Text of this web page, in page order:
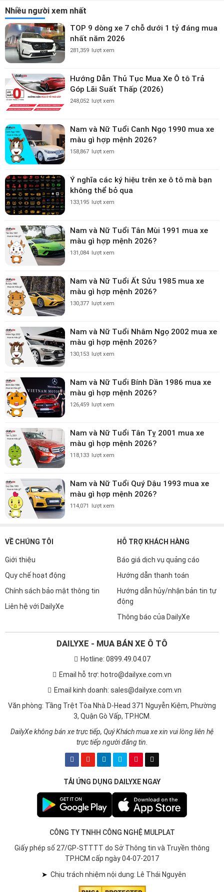
Nhiều người xem nhất
TOP 9 dòng xe 7 chỗ dưới 1 tỷ đáng mua
nhất năm 2026
281,359 lượt xem
Hướng Dẫn Thủ Tục Mua Xe Ô tô Trả
Góp Lãi Suất Thấp (2026)
248,052 lượt xem
Nam và Nữ Tuổi Canh Ngọ 1990 mua xe
màu gì hợp mệnh 2026?
158,867 lượt xem
Ý nghĩa các ký hiệu trên xe ô tô mà bạn
không thể bỏ qua
133,195 lượt xem
Nam và Nữ Tuổi Tân Mùi 1991 mua xe
màu gì hợp mệnh 2026?
131,084 lượt xem
Nam và Nữ Tuổi Ất Sửu 1985 mua xe
màu gì hợp mệnh 2026?
130,377 lượt xem
Nam và Nữ Tuổi Nhâm Ngọ 2002 mua xe
màu gì hợp mệnh 2026?
130,153 lượt xem
Nam và Nữ Tuổi Bính Dần 1986 mua xe
màu gì hợp mệnh 2026?
126,459 lượt xem
Nam và Nữ Tuổi Tân Tỵ 2001 mua xe
màu gì hợp mệnh 2026?
118,133 lượt xem
Nam và Nữ Tuổi Quý Dậu 1993 mua xe
màu gì hợp mệnh 2026?
114,071 lượt xem
VỀ CHÚNG TÔI
Giới thiệu
Quy chế hoạt động
Chính sách bảo mật thông tin
Liên hệ với DailyXe
HỖ TRỢ KHÁCH HÀNG
Báo giá dịch vụ quảng cáo
Hướng dẫn thanh toán
Hướng dẫn hủy/nhận bản tin tự
động
Thông báo của DailyXe
DAILYXE - MUA BÁN XE Ô TÔ
Hotline: 0899.49.04.07
Email hỗ trợ: hotro@dailyxe.com.vn
Email kinh doanh: sales@dailyxe.com.vn
Văn phòng: Tầng Trệt Tòa Nhà D-Head 371 Nguyễn Kiệm, Phường
3, Quận Gò Vấp, TP.HCM.
DailyXe không bán xe trực tiếp, Quý Khách mua xe xin vui lòng liên hệ
trực tiếp người đăng tin.
TẢI ỨNG DỤNG DAILYXE NGAY
CÔNG TY TNHH CÔNG NGHỆ MULPLAT
Giấy phép số 27/GP-STTTT do Sở Thông tin và Truyền thông
TP.HCM cấp ngày 04-07-2017
➤ Chịu trách nhiệm nội dung: Lê Thái Nguyên